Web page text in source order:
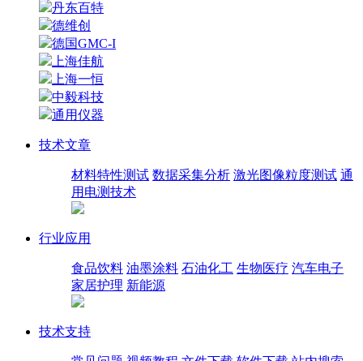
丹东百特
德维创
德国GMC-I
上海佳航
上海一恒
中毅科技
通用仪器
技术文章
材料特性测试 数据采集分析 激光图像粒度测试 通
用电测技术
行业应用
食品饮料 油墨涂料 石油化工 生物医疗 汽车电子
家居护理 新能源
技术支持